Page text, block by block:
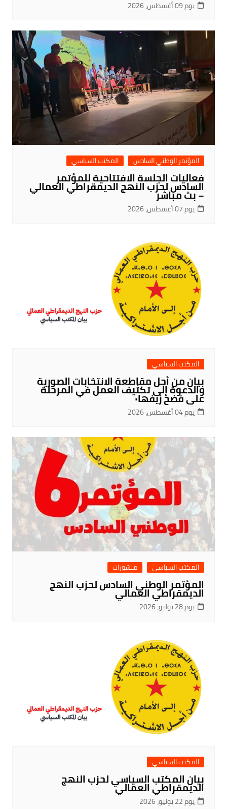
يوم 09 أغسطس، 2026
المؤتمر الوطني السادس المكتب السياسي
فعاليات الجلسة الافتتاحية للمؤتمر
السادس لحزب النهج الديمقراطي العمالي
– بث مباشر
يوم 07 أغسطس، 2026
المكتب السياسي
بيان من أجل مقاطعة الانتخابات الصورية
والدعوة إلى تكثيف العمل في المرحلة
على فضح زيفها٠
يوم 04 أغسطس، 2026
المكتب السياسي منشورات
المؤتمر الوطني السادس لحزب النهج
الديمقراطي العمالي
يوم 28 يوليو، 2026
المكتب السياسي
بيان المكتب السياسي لحزب النهج
الديمقراطي العمالي
يوم 22 يوليو، 2026